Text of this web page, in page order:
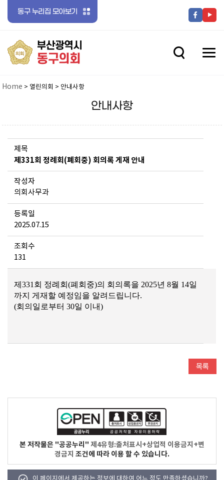
동구 누리집 모아보기
메뉴 열기
메뉴 열기
메뉴 열기
전체메뉴 닫기
Home > 열린의회 > 안내사항
안내사항
제목
제331회 정례회(폐회중) 회의록 게재 안내
작성자
의회사무과
등록일
2025.07.15
조회수
131
제 331 회 정례회(폐회중)의 회의록을 2025년 8월 14일
까지 게재할 예정임을 알려드립니다.
(회의일로부터 30일 이내)
본 저작물은 "공공누리" 제4유형:출처표시+상업적 이용금지+변
경금지 조건에 따라 이용 할 수 있습니다.